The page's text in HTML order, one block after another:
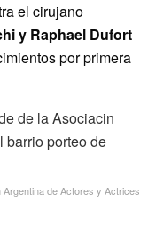
el cirujano
y Raphael Dufort
por primera
de Actores y Actrices